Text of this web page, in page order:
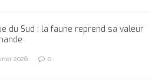
du Sud : la faune reprend sa valeur
2026 0